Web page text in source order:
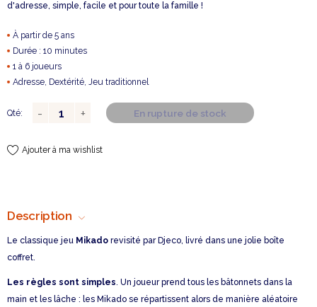
d'adresse, simple, facile et pour toute la famille !
À partir de 5 ans
Durée : 10 minutes
1 à 6 joueurs
Adresse, Dextérité, Jeu traditionnel
Qté: En rupture de stock
Ajouter à ma wishlist
Description
Le classique jeu Mikado revisité par Djeco, livré dans une jolie boîte
coffret.
Les règles sont simples. Un joueur prend tous les bâtonnets dans la
main et les lâche : les Mikado se répartissent alors de manière aléatoire